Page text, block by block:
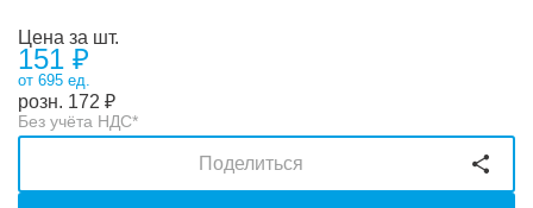
Цена за шт.
151 ₽
от 695 ед.
розн. 172 ₽
Без учёта НДС*
Поделиться